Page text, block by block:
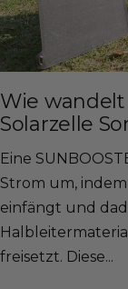
Wie wandelt
Solarzelle
Eine
Strom um,
einfängt und
freisetzt. Diese...